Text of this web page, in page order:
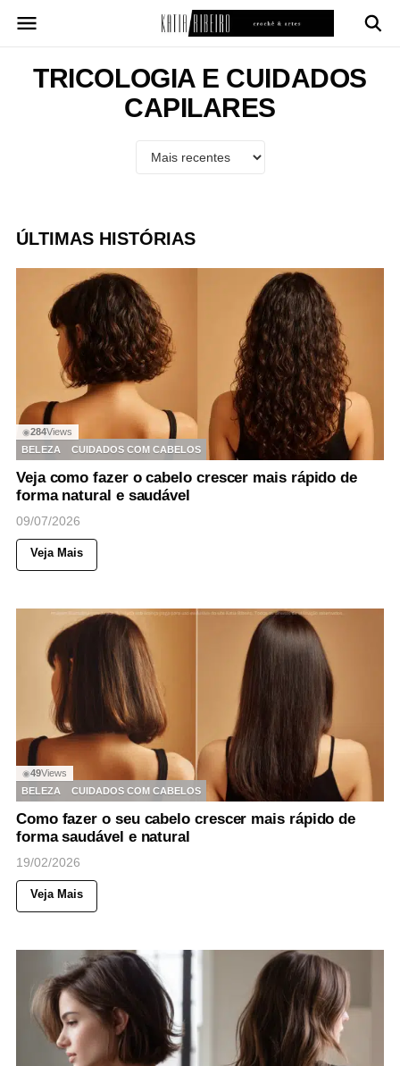
para
conteúdoTRICOLOGIA E CUIDADOS
CAPILARES
ÚLTIMAS HISTÓRIAS
◉284Views
BELEZA
CUIDADOS COM CABELOS
Veja como fazer o cabelo crescer mais rápido de
forma natural e saudável
09/07/2026
Veja Mais
◉49Views
BELEZA
CUIDADOS COM CABELOS
Como fazer o seu cabelo crescer mais rápido de
forma saudável e natural
19/02/2026
Veja Mais